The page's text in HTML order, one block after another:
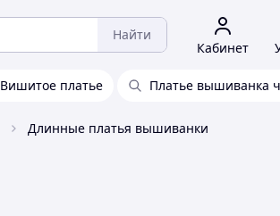
Найти
Кабинет
Вишитое платье Платье вышиванка
Длинные платья вышиванки